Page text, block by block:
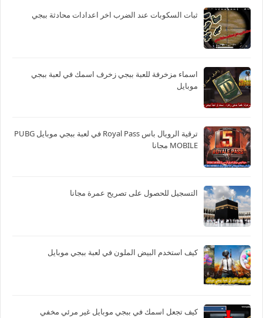
ثبات السكوبات عند الضرب اخر اعدادات محادثة ببجي
اسماء مزخرفة للعبة ببجي زخرف اسمك في لعبة ببجي
موبايل
ترقية الرويال باس Royal Pass في لعبة ببجي موبايل PUBG
MOBILE مجانا
التسجيل للحصول على تصريح عمرة مجانا
كيف استخدم البيض الملون في لعبة ببجي موبايل
كيف تجعل اسمك في ببجي موبايل غير مرئي مخفي